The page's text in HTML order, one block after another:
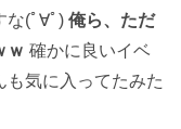
な(ﾟ∀ﾟ) 俺ら、ただ
ｗ 確かに良いイベ
も気に入ってたみた